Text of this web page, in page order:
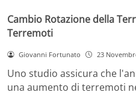
Cambio Rotazione della
Terremoti
Giovanni Fortunato 23
Uno studio assicura che
una aumento di terremoti